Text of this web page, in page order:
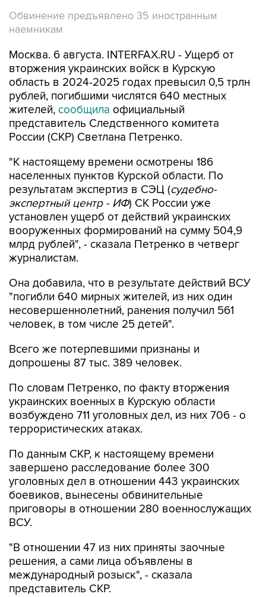
Обвинение предъявлено 35 иностранным
наемникам
Москва. 6 августа. INTERFAX.RU - Ущерб от
вторжения украинских войск в Курскую
область в 2024-2025 годах превысил 0,5 трлн
рублей, погибшими числятся 640 местных
жителей, сообщила официальный
представитель Следственного комитета
России (СКР) Светлана Петренко.
"К настоящему времени осмотрены 186
населенных пунктов Курской области. По
результатам экспертиз в СЭЦ (судебно-
экспертный центр - ИФ) СК России уже
установлен ущерб от действий украинских
вооруженных формирований на сумму 504,9
млрд рублей", - сказала Петренко в четверг
журналистам.
Она добавила, что в результате действий ВСУ
"погибли 640 мирных жителей, из них один
несовершеннолетний, ранения получил 561
человек, в том числе 25 детей".
Всего же потерпевшими признаны и
допрошены 87 тыс. 389 человек.
По словам Петренко, по факту вторжения
украинских военных в Курскую области
возбуждено 711 уголовных дел, из них 706 - о
террористических атаках.
По данным СКР, к настоящему времени
завершено расследование более 300
уголовных дел в отношении 443 украинских
боевиков, вынесены обвинительные
приговоры в отношении 280 военнослужащих
ВСУ.
"В отношении 47 из них приняты заочные
решения, а сами лица объявлены в
международный розыск", - сказала
представитель СКР.